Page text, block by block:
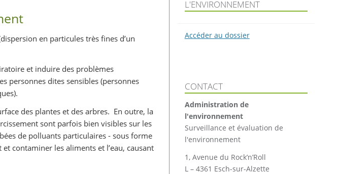
en particules très fines d’un
et induire des problèmes
personnes dites sensibles (personnes
des plantes et des arbres. En outre, la
sont parfois bien visibles sur les
de polluants particulaires - sous forme
contaminer les aliments et l’eau, causant
L'ENVIRONNEMENT
Accéder au dossier
CONTACT
Administration de
l'environnement
Surveillance et évaluation de
l'environnement
1, Avenue du Rock’n’Roll
L – 4361 Esch-sur-Alzette